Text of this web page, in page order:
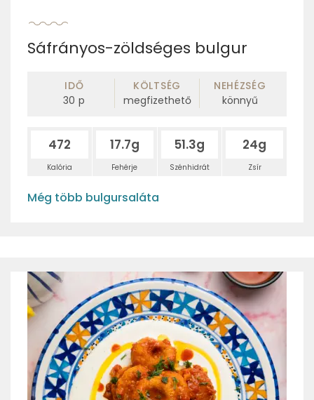
Sáfrányos-zöldséges bulgur
IDŐ
30 p
KÖLTSÉG
megfizethető
NEHÉZSÉG
könnyű
472
Kalória
17.7g
Fehérje
51.3g
Szénhidrát
24g
Zsír
Még több bulgursaláta